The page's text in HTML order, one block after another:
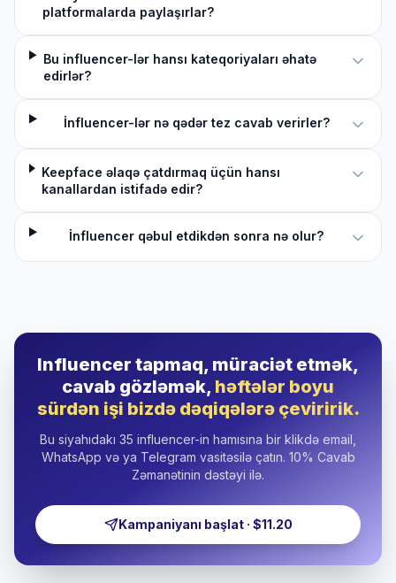
platformalarda paylaşırlar?
Bu influencer-lər hansı kateqoriyaları əhatə
edirlər?
İnfluencer-lər nə qədər tez cavab verirler?
Keepface əlaqə çatdırmaq üçün hansı
kanallardan istifadə edir?
İnfluencer qəbul etdikdən sonra nə olur?
Influencer tapmaq, müraciət etmək,
cavab gözləmək, həftələr boyu
sürdən işi bizdə dəqiqələrə çeviririk.
Bu siyahıdakı 35 influencer-in hamısına bir klikdə email,
WhatsApp və ya Telegram vasitəsilə çatın. 10% Cavab
Zəmanətinin dəstəyi ilə.
Kampaniyanı başlat · $11.20